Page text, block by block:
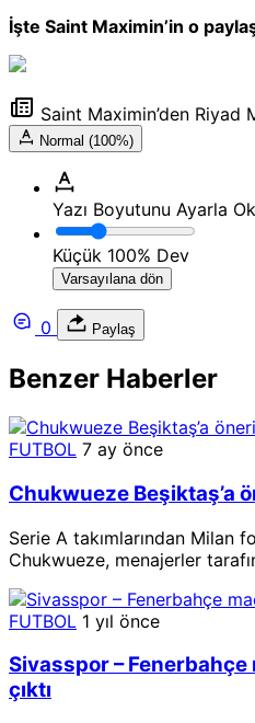
İşte Saint Maximin’in o
Saint Maximin’den Riyad
Normal (100%)
Yazı Boyutunu Ayarla
Küçük 100% Dev
Varsayılana dön
0 Paylaş
Benzer Haberler
FUTBOL 7 ay önce
Chukwueze Beşiktaş’a
Serie A takımlarından Milan
Chukwueze, menajerler
FUTBOL 1 yıl önce
Sivasspor – Fenerbahçe
çıktı